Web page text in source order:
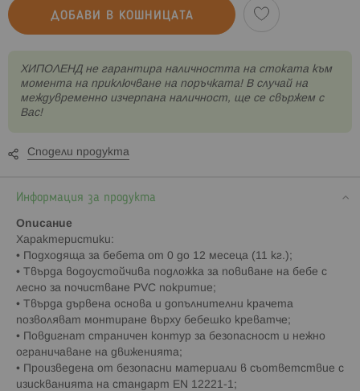
ДОБАВИ В КОШНИЦАТА
XИПОЛЕНД не гарантира наличността на стоката към
момента на приключване на поръчката! В случай на
междувременно изчерпана наличност, ще се свържем с
Вас!
Сподели продукта
Информация за продукта
Описание
Характеристики:
• Подходяща за бебета от 0 до 12 месеца (11 кг.);
• Твърда водоустойчива подложка за повиване на бебе с
лесно за почистване PVC покритие;
• Твърда дървена основа и допълнителни крачета
позволяват монтиране върху бебешко креватче;
• Повдигнат страничен контур за безопасност и нежно
ограничаване на движенията;
• Произведена от безопасни материали в съответствие с
изискванията на стандарт EN 12221-1;